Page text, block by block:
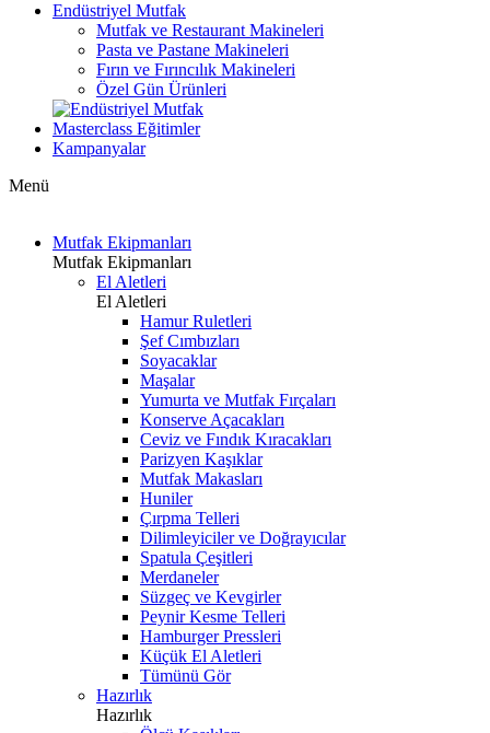
Endüstriyel Mutfak
Mutfak ve Restaurant Makineleri
Pasta ve Pastane Makineleri
Fırın ve Fırıncılık Makineleri
Özel Gün Ürünleri
Masterclass Eğitimler
Kampanyalar
Menü
Mutfak Ekipmanları
Mutfak Ekipmanları
El Aletleri
El Aletleri
Hamur Ruletleri
Şef Cımbızları
Soyacaklar
Maşalar
Yumurta ve Mutfak Fırçaları
Konserve Açacakları
Ceviz ve Fındık Kıracakları
Parizyen Kaşıklar
Mutfak Makasları
Huniler
Çırpma Telleri
Dilimleyiciler ve Doğrayıcılar
Spatula Çeşitleri
Merdaneler
Süzgeç ve Kevgirler
Peynir Kesme Telleri
Hamburger Pressleri
Küçük El Aletleri
Tümünü Gör
Hazırlık
Hazırlık